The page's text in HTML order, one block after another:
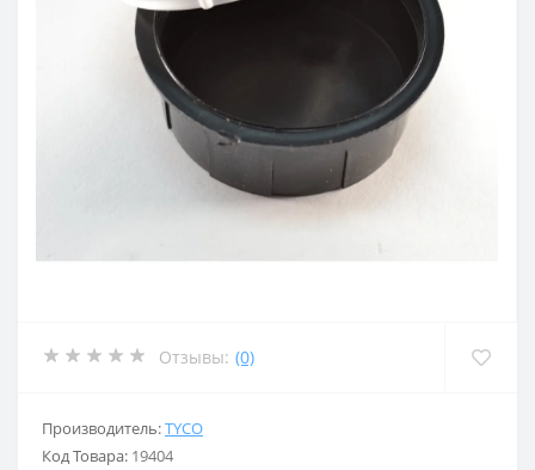
Отзывы: (0)
Производитель:TYCO
Код Товара: 19404